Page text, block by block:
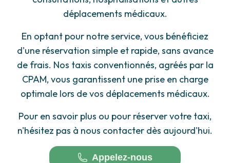
déplacements médicaux.
En optant pour notre service, vous bénéficiez
d'une réservation simple et rapide, sans avance
de frais. Nos taxis conventionnés, agréés par la
CPAM, vous garantissent une prise en charge
optimale lors de vos déplacements médicaux.
Pour en savoir plus ou pour réserver votre taxi,
n'hésitez pas à nous contacter dès aujourd'hui.
Appelez-nous